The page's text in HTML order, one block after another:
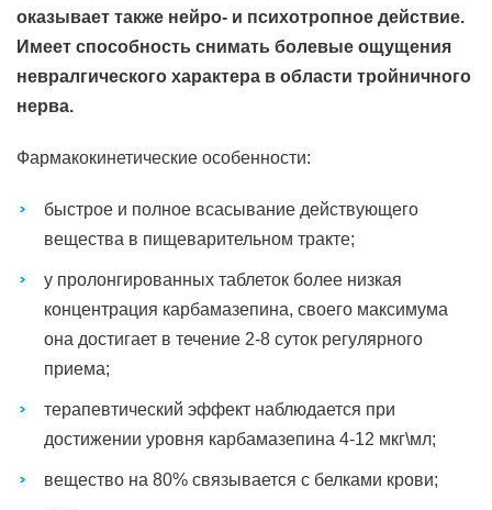
оказывает также нейро- и психотропное действие.
Имеет способность снимать болевые ощущения
невралгического характера в области тройничного
нерва.
Фармакокинетические особенности:
быстрое и полное всасывание действующего
вещества в пищеварительном тракте;
у пролонгированных таблеток более низкая
концентрация карбамазепина, своего максимума
она достигает в течение 2-8 суток регулярного
приема;
терапевтический эффект наблюдается при
достижении уровня карбамазепина 4-12 мкг\мл;
вещество на 80% связывается с белками крови;